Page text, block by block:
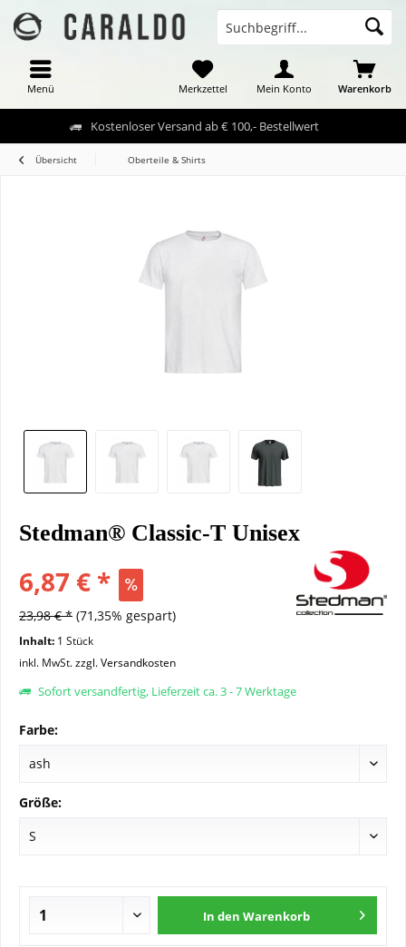
Kostenloser Versand ab € 100,- Bestellwert
Menü Warenkorb
Merkzettel Mein Konto
Übersicht Oberteile & Shirts
Stedman® Classic-T Unisex
6,87 € *
23,98 € * (71,35% gespart)
Inhalt: 1 Stück
inkl. MwSt.zzgl. Versandkosten
Sofort versandfertig, Lieferzeit ca. 3 - 7 Werktage
Farbe:
Größe:
In den Warenkorb